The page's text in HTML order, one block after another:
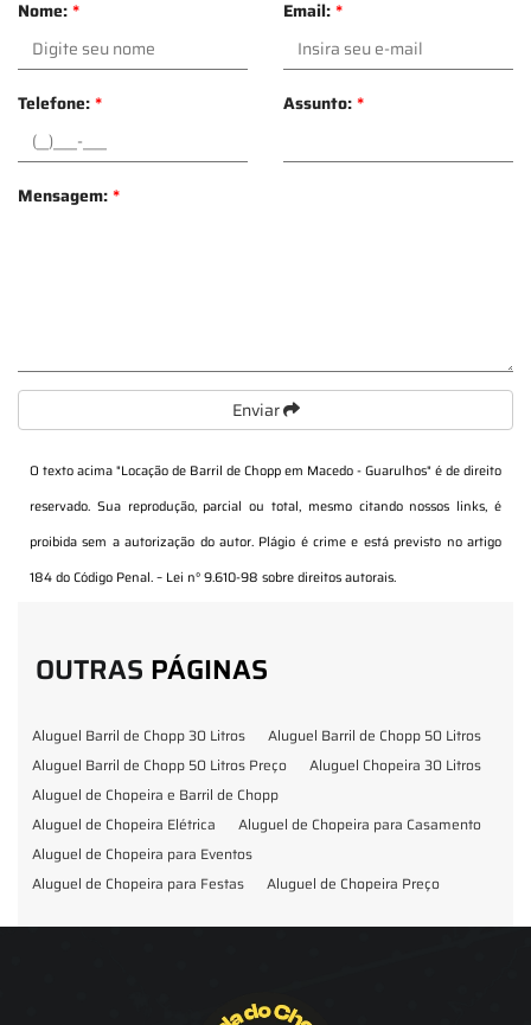
Nome:* Email:*
Telefone:* Assunto:*
Mensagem:*
Enviar
O texto acima "Locação de Barril de Chopp em Macedo - Guarulhos" é de direito
reservado. Sua reprodução, parcial ou total, mesmo citando nossos links, é
proibida sem a autorização do autor. Plágio é crime e está previsto no artigo
184 do Código Penal. – Lei n° 9.610-98 sobre direitos autorais.
OUTRAS PÁGINAS
Aluguel Barril de Chopp 30 Litros
Aluguel Barril de Chopp 50 Litros
Aluguel Barril de Chopp 50 Litros Preço
Aluguel Chopeira 30 Litros
Aluguel de Chopeira e Barril de Chopp
Aluguel de Chopeira Elétrica
Aluguel de Chopeira para Casamento
Aluguel de Chopeira para Eventos
Aluguel de Chopeira para Festas
Aluguel de Chopeira Preço
Chopp Festas e Eventos